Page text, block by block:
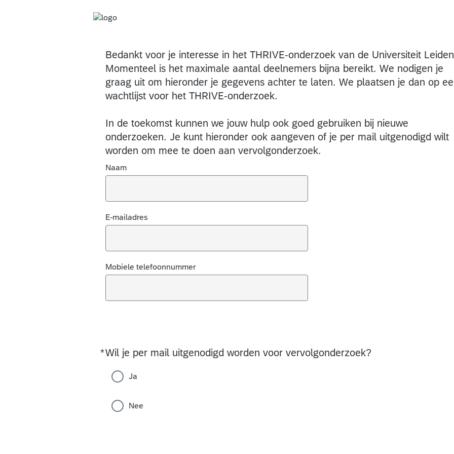
Bedankt voor je interesse in het THRIVE-onderzoek van de Universiteit
Momenteel is het maximale aantal deelnemers bijna bereikt. We nodigen je
graag uit om hieronder je gegevens achter te laten. We plaatsen je dan op
wachtlijst voor het THRIVE-onderzoek.
In de toekomst kunnen we jouw hulp ook goed gebruiken bij nieuwe
onderzoeken. Je kunt hieronder ook aangeven of je per mail uitgenodigd wilt
worden om mee te doen aan vervolgonderzoek.
Naam
E-mailadres
Mobiele telefoonnummer
*Wil je per mail uitgenodigd worden voor vervolgonderzoek?
Required
Ja
Nee